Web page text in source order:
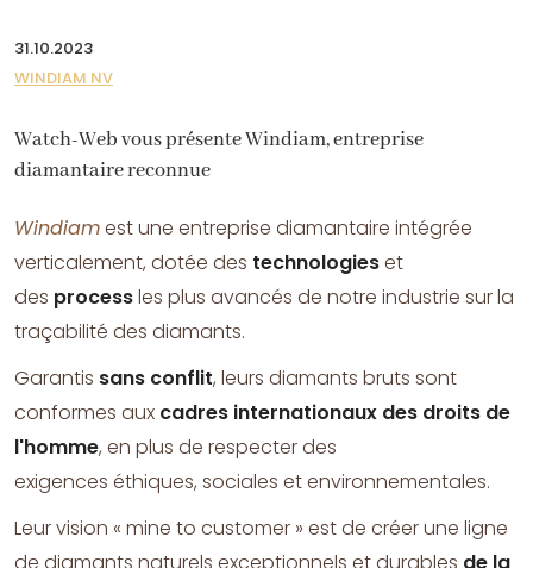
31.10.2023
WINDIAM NV
Watch-Web vous présente Windiam, entreprise
diamantaire reconnue
Windiamest une entreprise diamantaire intégrée
verticalement, dotée des technologieset
des processles plus avancés de notre industrie sur la
traçabilité des diamants.
Garantis sans conflit, leurs diamants bruts sont
conformes aux cadres internationaux des droits de
l'homme, en plus de respecter des
exigences éthiques, sociales et environnementales.
Leur vision « mine to customer » est de créer une ligne
de diamants naturels exceptionnels et durables de la